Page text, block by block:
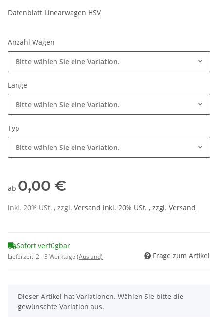
Datenblatt Linearwagen HSV
Anzahl Wägen
Bitte wählen Sie eine Variation.
Länge
Bitte wählen Sie eine Variation.
Typ
Bitte wählen Sie eine Variation.
ab 0,00 €
inkl. 20% USt. , zzgl. Versand inkl. 20% USt. , zzgl. Versand
Sofort verfügbar
Lieferzeit:2 - 3 Werktage (Ausland) Frage zum Artikel
x
Dieser Artikel hat Variationen. Wählen Sie bitte die
gewünschte Variation aus.